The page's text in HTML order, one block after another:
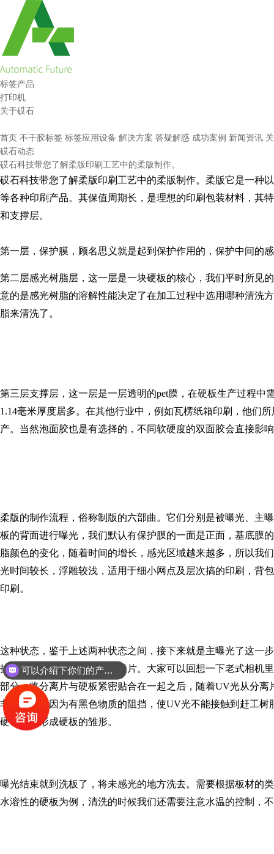
标签产品
打印机
关于砹石
首页 不干胶标签 标签应用设备 解决方案 答疑解惑 成功案例 新闻资讯
砹石动态
砹石科技带您了解柔版印刷工艺中的柔版制作。
砹石科技带您了解柔版印刷工艺中的柔版制作。柔版它是一种
等各种印刷产品。其保值周期长，是理想的印刷包装材料，其
和支撑层。
第一层，保护膜，顾名思义就是起到保护作用的，保护中间的
第二层感光树脂层，这一层是一块硬板的核心，我们平时所见
意的是感光树脂的溶解性能决定了在加工过程中选用哪种清洗
脂来清洗了。
第三层支撑层，这一层是一层透明的pet膜，在硬板生产过程
1.14毫米厚度居多。在其他行业中，例如瓦楞纸箱印刷，他们
产。当然泡面胶也是有选择的，不同软硬度的双面胶会直接影
柔版的制作流程，俗称制版的六部曲。它们分别是被曝光、主
板的背面进行曝光，我们默认有保护膜的一面是正面，基底膜
脂颜色的变化，随着时间的增长，感光区域越来越多，所以我
光时间较长，浮雕较浅，适用于细小网点及层次搞的印刷，背
印刷。
这种状态，鉴于上述两种状态之间，接下来就是主曝光了这一
护膜，然后我们需要用到非鳞片。大家可以回想一下老式相机
部分，将分离片与硬板紧密贴合在一起之后，随着UV光从分
非图文部分因为有黑色物质的阻挡，使UV光不能接触到赶工
硬板上，形成硬板的雏形。
曝光结束就到洗板了，将未感光的地方洗去。需要根据板材的
水溶性的硬板为例，清洗的时候我们还需要注意水温的控制，
可以介绍下你们的产品么？